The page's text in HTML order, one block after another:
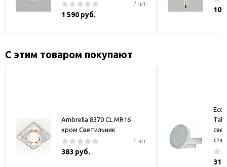
7 шт
1 590 руб.
10
С этим товаром покупают
Ambrella 8370 CL MR16
хром Светильник
1 шт
383 руб.